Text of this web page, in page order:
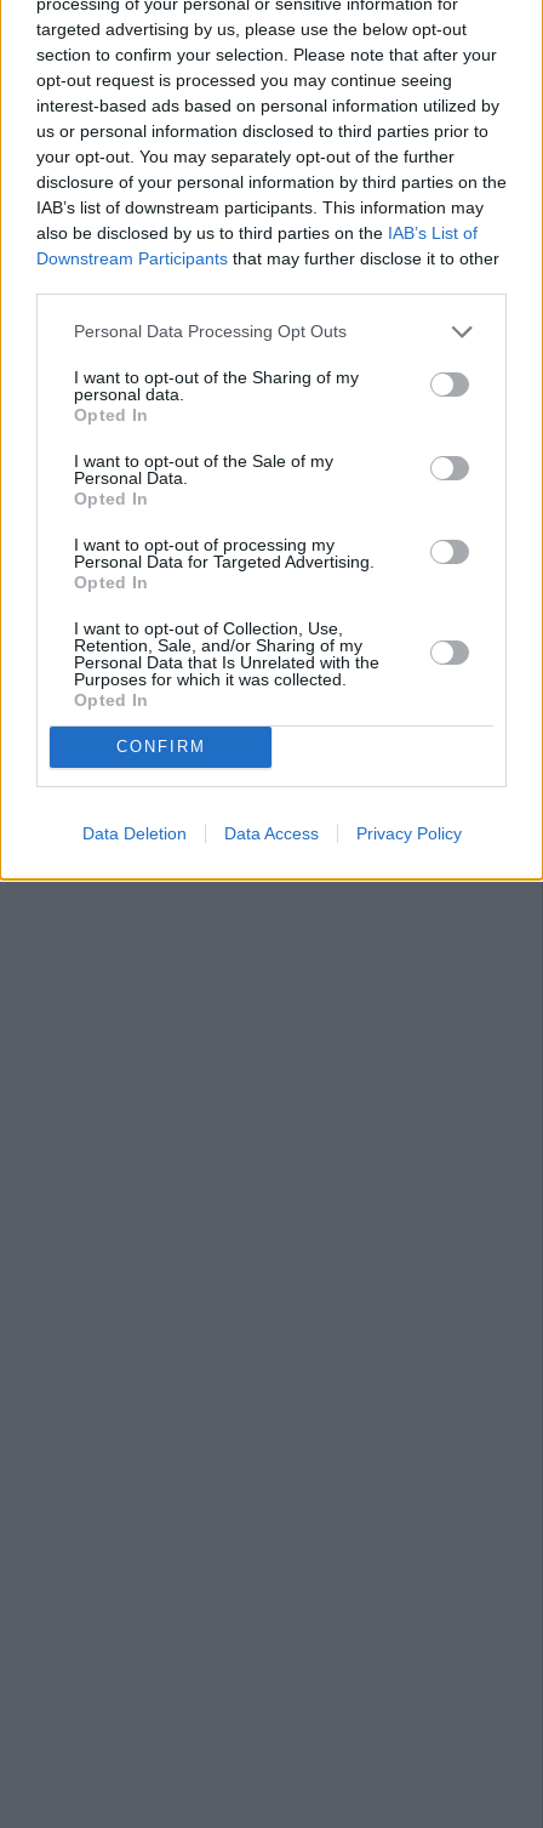
targeted advertising by us, please use the below opt-out
section to confirm your selection. Please note that after your
opt-out request is processed you may continue seeing
interest-based ads based on personal information utilized by
us or personal information disclosed to third parties prior to
your opt-out. You may separately opt-out of the further
disclosure of your personal information by third parties on the
IAB’s list of downstream participants. This information may
also be disclosed by us to third parties on the IAB’s List of
Downstream Participants that may further disclose it to other
Personal Data Processing Opt Outs
I want to opt-out of the Sharing of my
personal data.
Opted In
I want to opt-out of the Sale of my
Personal Data.
Opted In
I want to opt-out of processing my
Personal Data for Targeted Advertising.
Opted In
I want to opt-out of Collection, Use,
Retention, Sale, and/or Sharing of my
Personal Data that Is Unrelated with the
Purposes for which it was collected.
Opted In
CONFIRM
Data Deletion Data Access Privacy Policy
acuerdo con hacerlo accesible a todas las personas de
acuerdo con el Decreto 293/2009, de 7 de julio, por el que
se aprueba el reglamento que regula las normas para la
accesibilidad en las infraestructuras, el urbanismo, la
edificación y el transporte en Andalucía. Pero, considera
que hay soluciones técnicas al respecto para hacer
compatible la rampa con la conservación de la fisonomía
tradicional de este edificio.
Finalmente, “Fuente de la Reja” solicita la colaboración de
las diferentes partes implicadas para que se modifique el
proyecto y se dejen libres las pilas de lavar. Lucha por
conservar la función e identidad que caracteriza este lugar,
recurso turístico y un Bien Cultural inscrito en el Catálogo
construido en 1949.